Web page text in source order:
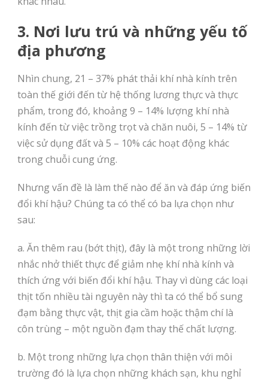
3. Nơi lưu trú và những yếu tố
địa phương
Nhìn chung, 21 – 37% phát thải khí nhà kính trên
toàn thế giới đến từ hệ thống lương thực và thực
phẩm, trong đó, khoảng 9 – 14% lượng khí nhà
kính đến từ việc trồng trọt và chăn nuôi, 5 – 14% từ
việc sử dụng đất và 5 – 10% các hoạt động khác
trong chuỗi cung ứng.
Nhưng vấn đề là làm thế nào để ăn và đáp ứng biến
đổi khí hậu? Chúng ta có thể có ba lựa chọn như
sau:
a. Ăn thêm rau (bớt thịt), đây là một trong những lời
nhắc nhở thiết thực để giảm nhẹ khí nhà kính và
thích ứng với biến đổi khí hậu. Thay vì dùng các loại
thịt tốn nhiều tài nguyên này thì ta có thể bổ sung
đạm bằng thực vật, thịt gia cầm hoặc thậm chí là
côn trùng – một nguồn đạm thay thế chất lượng.
b. Một trong những lựa chọn thân thiện với môi
trường đó là lựa chọn những khách sạn, khu nghỉ